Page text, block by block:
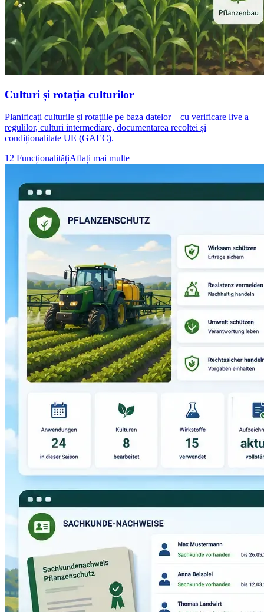
Culturi și rotația culturilor
Planificați culturile și rotațiile pe baza datelor – cu verificare live a
regulilor, culturi intermediare, documentarea recoltei și
condiționalitate UE (GAEC).
12 FuncționalitățiAflați mai multe